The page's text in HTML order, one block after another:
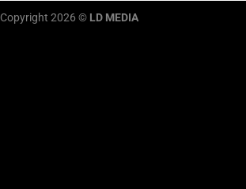
Copyright 2026 © LD MEDIA